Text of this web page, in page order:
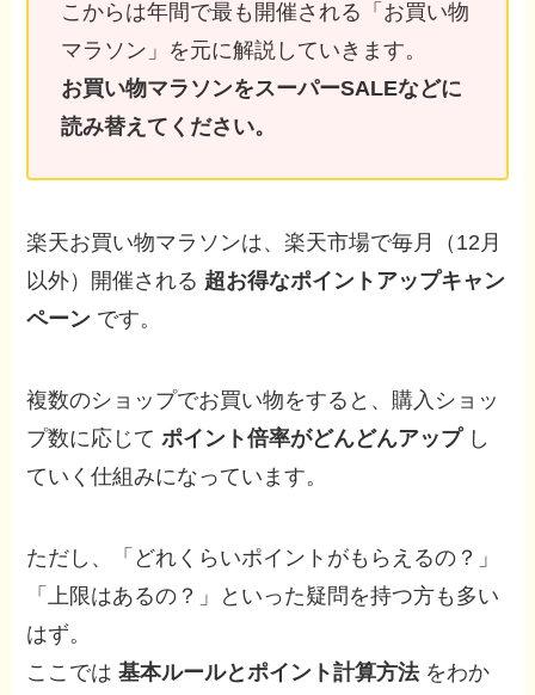
こからは年間で最も開催される「お買い物
マラソン」を元に解説していきます。
お買い物マラソンをスーパーSALEなどに
読み替えてください。
楽天お買い物マラソンは、楽天市場で毎月（12月
以外）開催される 超お得なポイントアップキャン
ペーン です。
複数のショップでお買い物をすると、購入ショッ
プ数に応じてポイント倍率がどんどんアップし
ていく仕組みになっています。
ただし、「どれくらいポイントがもらえるの？」
「上限はあるの？」といった疑問を持つ方も多い
はず。
ここでは基本ルールとポイント計算方法をわか